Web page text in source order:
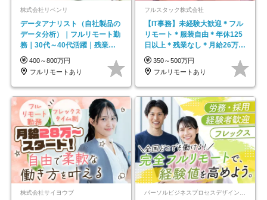
株式会社リベンリ
データアナリスト（自社製品の
データ分析）｜フルリモート勤
務｜30代～40代活躍｜残業少
なめ｜子育て社員多数活躍
400～800万円
フルリモートあり
フルスタック株式会社
【IT事務】未経験大歓迎＊フル
リモート＊服装自由＊年休125
日以上＊残業なし＊月給26万円
以上
350～500万円
フルリモートあり
株式会社サイヨウブ パーソルビジネスプロセスデザイン株式会社 事業開発本部